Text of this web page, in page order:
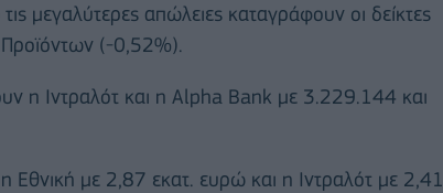
μεγαλύτερες απώλειες καταγράφουν οι δείκτες
(-0,52%).
η Ιντραλότ και η Alpha Bank με 3.229.144 και
Εθνική με 2,87 εκατ. ευρώ και η Ιντραλότ με 2,41